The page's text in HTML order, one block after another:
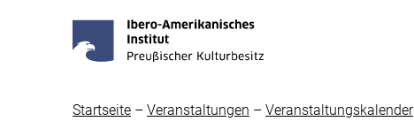
Startseite – Veranstaltungen – Veranstaltungskalender